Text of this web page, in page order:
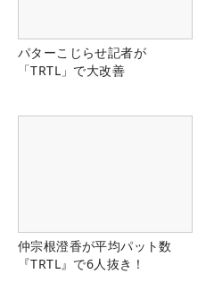
パターこじらせ記者が
「TRTL」で大改善
仲宗根澄香が平均パット数
『TRTL』で6人抜き！